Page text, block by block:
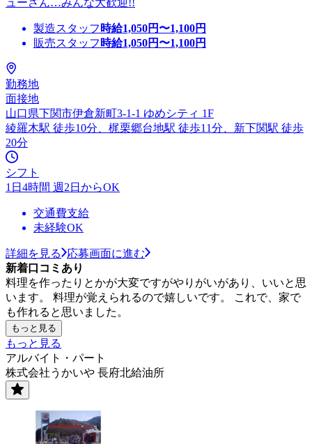
製造スタッフ 時給1,050円〜1,100円
販売スタッフ 時給1,050円〜1,100円
勤務地
面接地
山口県下関市伊倉新町3-1-1 ゆめシティ 1F
綾羅木駅 徒歩10分、梶栗郷台地駅 徒歩11分、新下関駅 徒歩
20分
シフト
1日4時間 週2日からOK
交通費支給
未経験OK
詳細を見る
応募画面に進む
新着口コミあり
料理を作ったりとかが大変ですがやりがいがあり、いいと思
います。 料理が覚えられるので嬉しいです。 これで、家で
も作れると思いました。
もっと見る
もっと見る
アルバイト・パート
株式会社うかいや 長府北給油所